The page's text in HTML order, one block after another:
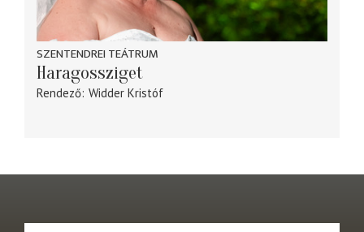
SZENTENDREI TEÁTRUM
Haragossziget
Rendező Widder Kristóf